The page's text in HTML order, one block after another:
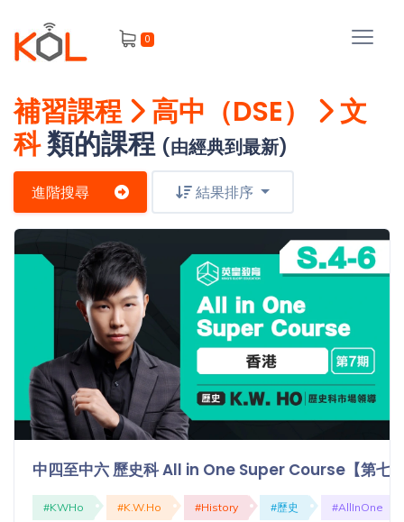
0
進
階
尋
習
課
程
會
員
我
的
功
課
補習課程 高中（DSE）
文
科類的課程 (由經典到最新)
進階搜尋 結果排序
中四至中六 歷史科 All in One Super Course【第七
#KWHo #K.W.Ho #History #歷史 #AllInOne